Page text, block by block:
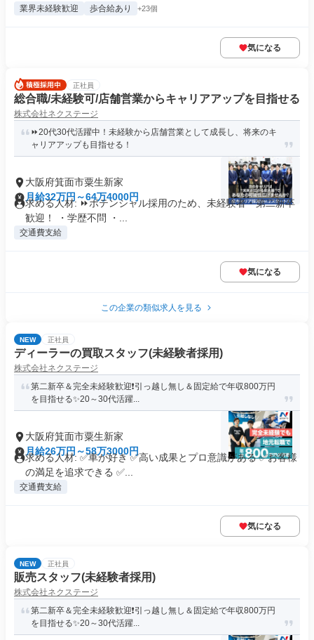
業界未経験歓迎 歩合給あり +23個
気になる
正社員
総合職/未経験可/店舗営業からキャリアアップを目指せる
株式会社ネクステージ
⏩️20代30代活躍中！未経験から店舗営業として成長し、将来のキ
ャリアアップも目指せる！
大阪府箕面市粟生新家
月給32万円～64万4000円
求める人材: ⏩️ポテンシャル採用のため、未経験者・第二新卒
歓迎！ ・学歴不問 ・...
交通費支給
気になる
この企業の類似求人を見る
NEW 正社員
ディーラーの買取スタッフ(未経験者採用)
株式会社ネクステージ
第二新卒＆完全未経験歓迎❗引っ越し無し＆固定給で年収800万円
を目指せる✨20～30代活躍...
大阪府箕面市粟生新家
月給26万円～58万3000円
求める人材: ✅車が好き ✅高い成果とプロ意識がある ✅お客様
の満足を追求できる ✅...
交通費支給
気になる
NEW 正社員
販売スタッフ(未経験者採用)
株式会社ネクステージ
第二新卒＆完全未経験歓迎❗引っ越し無し＆固定給で年収800万円
を目指せる✨20～30代活躍...